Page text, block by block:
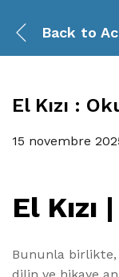
Back to
El Kızı :
15 novembre
El
Bununla